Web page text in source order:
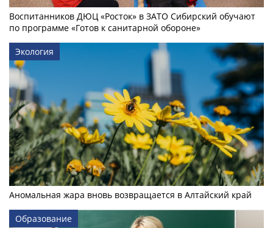
Воспитанников ДЮЦ «Росток» в ЗАТО Сибирский обучают
по программе «Готов к санитарной обороне»
Экология
Аномальная жара вновь возвращается в Алтайский край
Образование